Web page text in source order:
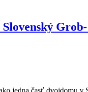
Slovenský